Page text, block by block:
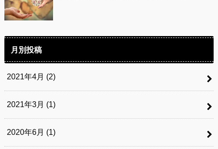
月別投稿
2021年4月 (2)
2021年3月 (1)
2020年6月 (1)